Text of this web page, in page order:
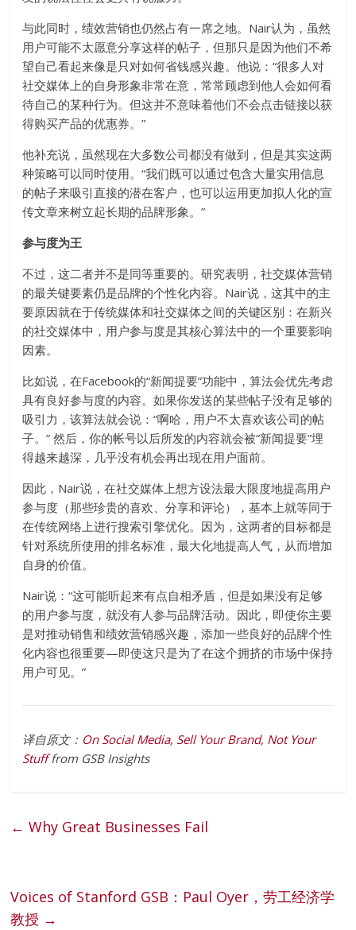
与此同时，绩效营销也仍然占有一席之地。Nair认为，虽然
用户可能不太愿意分享这样的帖子，但那只是因为他们不希
望自己看起来像是只对如何省钱感兴趣。他说：“很多人对
社交媒体上的自身形象非常在意，常常顾虑到他人会如何看
待自己的某种行为。但这并不意味着他们不会点击链接以获
得购买产品的优惠券。”
他补充说，虽然现在大多数公司都没有做到，但是其实这两
种策略可以同时使用。“我们既可以通过包含大量实用信息
的帖子来吸引直接的潜在客户，也可以运用更加拟人化的宣
传文章来树立起长期的品牌形象。”
参与度为王
不过，这二者并不是同等重要的。研究表明，社交媒体营销
的最关键要素仍是品牌的个性化内容。Nair说，这其中的主
要原因就在于传统媒体和社交媒体之间的关键区别：在新兴
的社交媒体中，用户参与度是其核心算法中的一个重要影响
因素。
比如说，在Facebook的“新闻提要”功能中，算法会优先考虑
具有良好参与度的内容。如果你发送的某些帖子没有足够的
吸引力，该算法就会说：“啊哈，用户不太喜欢该公司的帖
子。” 然后，你的帐号以后所发的内容就会被“新闻提要”埋
得越来越深，几乎没有机会再出现在用户面前。
因此，Nair说，在社交媒体上想方设法最大限度地提高用户
参与度（那些珍贵的喜欢、分享和评论），基本上就等同于
在传统网络上进行搜索引擎优化。因为，这两者的目标都是
针对系统所使用的排名标准，最大化地提高人气，从而增加
自身的价值。
Nair说：“这可能听起来有点自相矛盾，但是如果没有足够
的用户参与度，就没有人参与品牌活动。因此，即使你主要
是对推动销售和绩效营销感兴趣，添加一些良好的品牌个性
化内容也很重要—即使这只是为了在这个拥挤的市场中保持
用户可见。”
译自原文： On Social Media, Sell Your Brand, Not Your
Stufffrom GSB Insights
← Why Great Businesses Fail
Voices of Stanford GSB：Paul Oyer，劳工经济学
教授 →